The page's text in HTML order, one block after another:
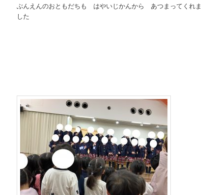
ぶんえんのおともだちも はやいじかんから あつまってくれま
した